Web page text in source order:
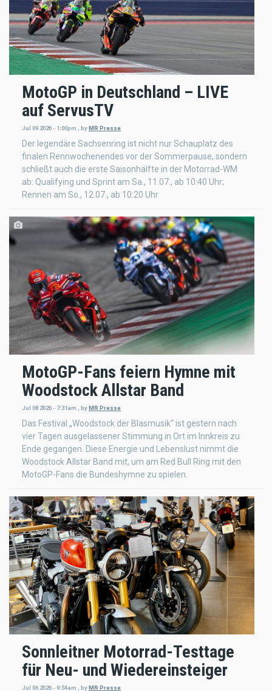
MotoGP in Deutschland – LIVE
auf ServusTV
Jul 09 2026 - 1:00pm byMR Presse
Der legendäre Sachsenring ist nicht nur Schauplatz des
finalen Rennwochenendes vor der Sommerpause, sondern
schließt auch die erste Saisonhälfte in der Motorrad-WM
ab: Qualifying und Sprint am Sa., 11.07., ab 10:40 Uhr;
Rennen am So., 12.07., ab 10:20 Uhr
MotoGP-Fans feiern Hymne mit
Woodstock Allstar Band
Jul 08 2026 - 7:31am byMR Presse
Das Festival „Woodstock der Blasmusik“ ist gestern nach
vier Tagen ausgelassener Stimmung in Ort im Innkreis zu
Ende gegangen. Diese Energie und Lebenslust nimmt die
Woodstock Allstar Band mit, um am Red Bull Ring mit den
MotoGP-Fans die Bundeshymne zu spielen.
Sonnleitner Motorrad-Testtage
für Neu- und Wiedereinsteiger
Jul 06 2026 - 9:54am byMR Presse